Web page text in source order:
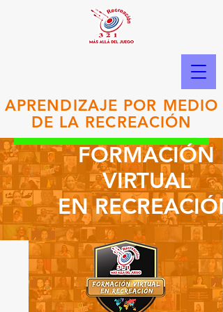
APRENDIZAJE POR MEDIO
DE LA RECREACIÓN
FORMACIÓN
VIRTUAL
EN RECREACIÓN